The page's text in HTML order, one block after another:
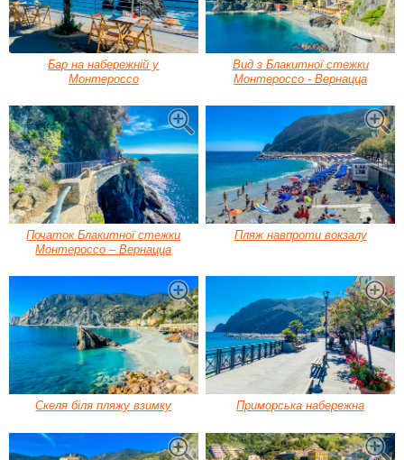
Бар на набережній у
Монтероссо
Вид з Блакитної стежки
Монтероссо - Вернацца
Початок Блакитної стежки
Монтероссо – Вернацца
Пляж навпроти вокзалу
Скеля біля пляжу взимку Приморська набережна